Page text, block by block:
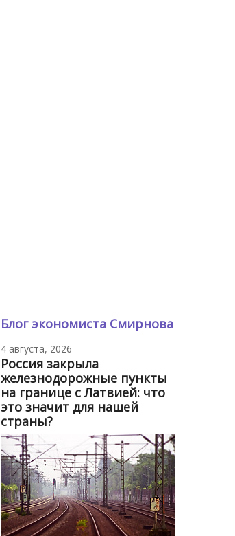
Блог экономиста Смирнова
4 августа, 2026
Россия закрыла
железнодорожные пункты
на границе с Латвией: что
это значит для нашей
страны?